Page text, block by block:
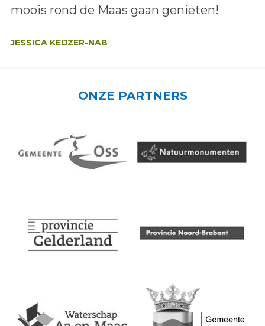
moois rond de Maas gaan genieten!
JESSICA KEIJZER-NAB
ONZE PARTNERS